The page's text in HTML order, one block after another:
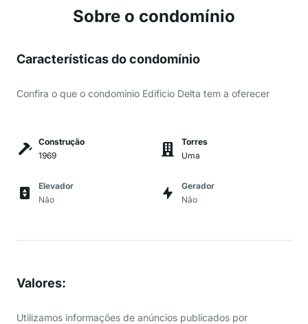
Sobre o condomínio
Características do condomínio
Confira o que o condomínio Edificio Delta tem a oferecer
Construção
1969
Torres
Uma
Elevador
Não
Gerador
Não
Valores:
Utilizamos informações de anúncios publicados por